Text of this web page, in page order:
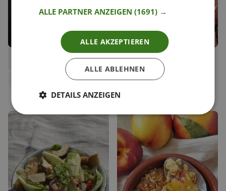
Speichern
Happy Plates
19
Speichern
Saftige Brownies, low sugar
Carina Geppert
ALLE PARTNER ANZEIGEN(1691) →
ALLE AKZEPTIEREN
ALLE ABLEHNEN
DETAILS ANZEIGEN